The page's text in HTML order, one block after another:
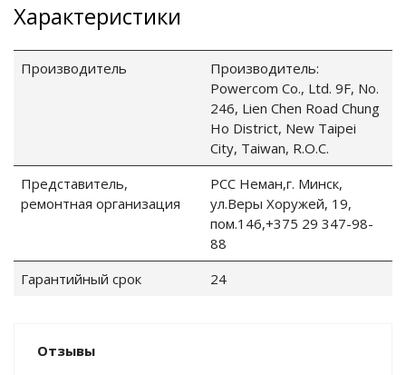
установки
Характеристики
Производитель
Производитель:
Powercom Co., Ltd. 9F, No.
246, Lien Chen Road Chung
Ho District, New Taipei
City, Taiwan, R.O.C.
Представитель,
ремонтная организация
РСС Неман,г. Минск,
ул.Веры Хоружей, 19,
пом.146,+375 29 347-98-
88
Гарантийный срок
24
Отзывы